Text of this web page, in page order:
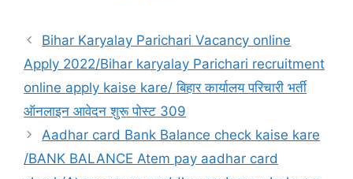
Bihar Karyalay Parichari Vacancy online
Apply 2022/Bihar karyalay Parichari recruitment
online apply kaise kare/ बिहार कार्यालय परिचारी भर्ती
ऑनलाइन आवेदन शुरू पोस्ट 309
Aadhar card Bank Balance check kaise kare
/BANK BALANCE Atem pay aadhar card